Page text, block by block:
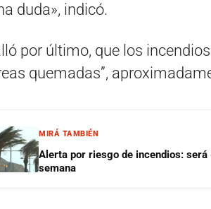
duda», indicó.
por último, que los
quemadas”,
MIRÁ TAMBIÉN
Alerta por riesgo de incendios:
semana